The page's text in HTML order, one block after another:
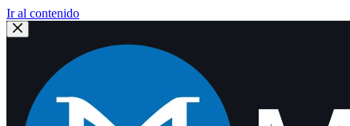
Ir al contenido